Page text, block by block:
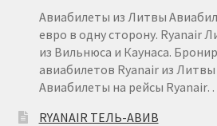
НА
Авиабилеты из Литвы
евро в одну сторону. Ryanair
из Вильнюса и Каунаса.
авиабилетов Ryanair из Литвы
Авиабилеты на рейсы
RYANAIR ТЕЛЬ-АВИВ